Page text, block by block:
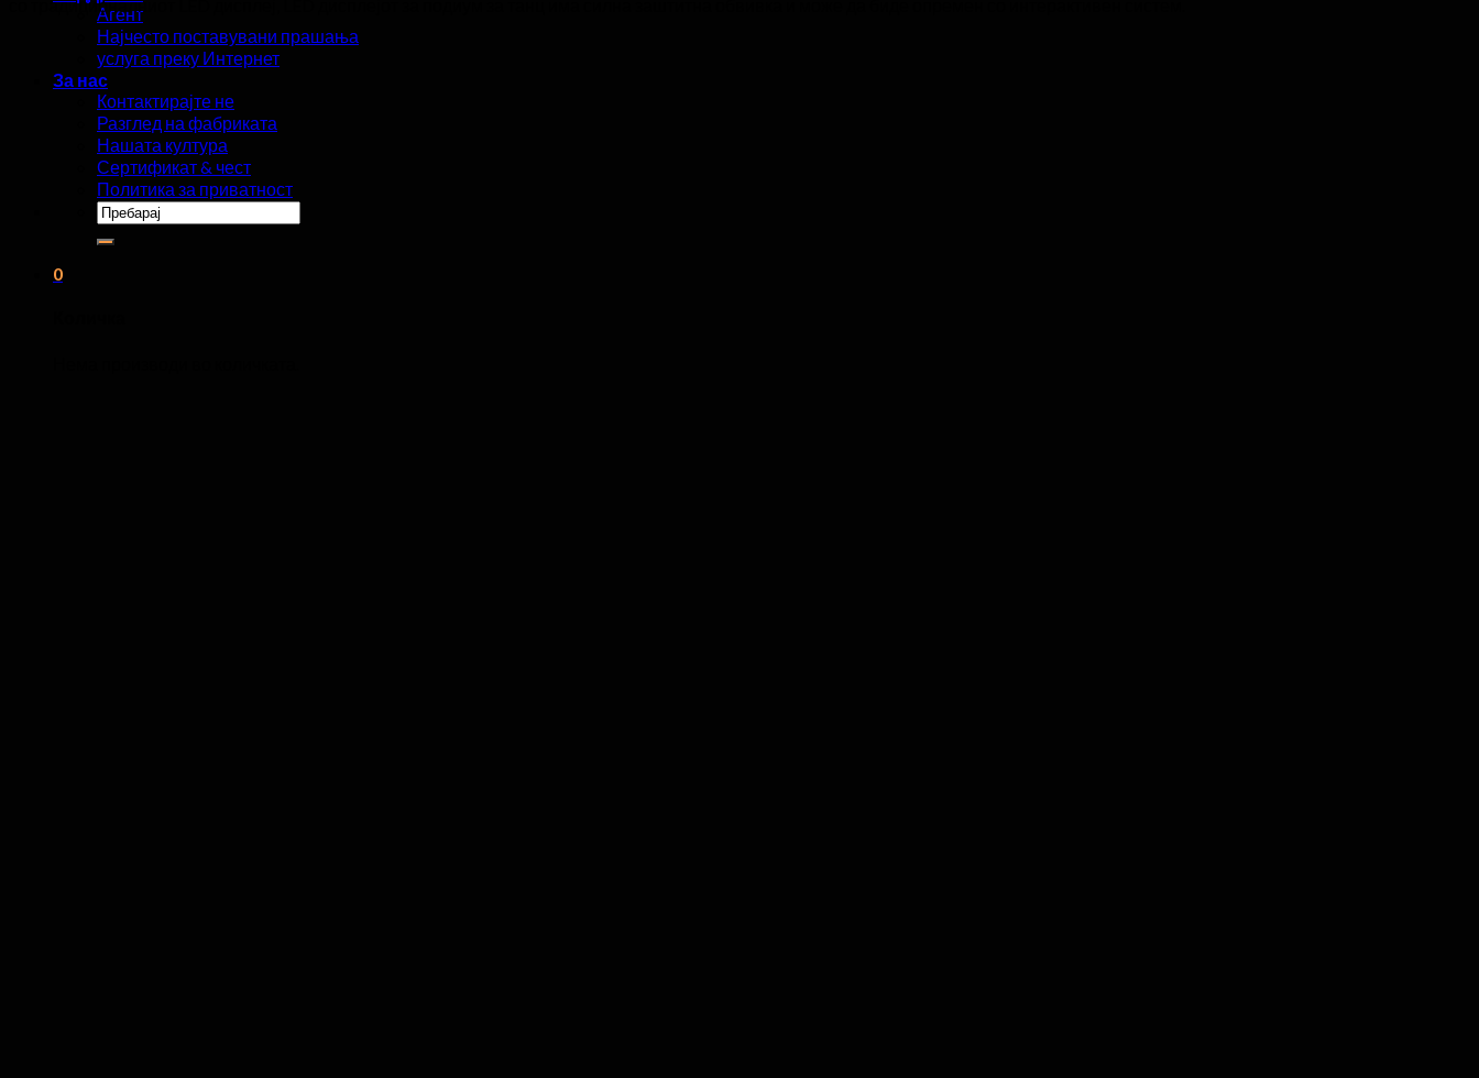
Агент
Најчесто поставувани прашања
услуга преку Интернет
За нас
Контактирајте не
Разглед на фабриката
Нашата култура
Сертификат & чест
Политика за приватност
Пребарај
за:
0
со традиционалниот LED дисплеј, LED дисплејот за подиум за танц има силна заштитна обвивка и може да биде опремен со интерактивен систем.